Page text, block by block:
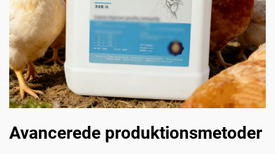
Avancerede produktionsmetoder